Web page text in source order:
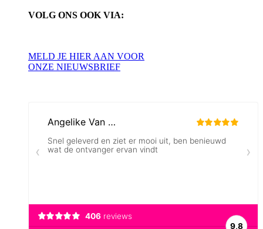
VOLG ONS OOK VIA:
MELD JE HIER AAN VOOR
ONZE NIEUWSBRIEF